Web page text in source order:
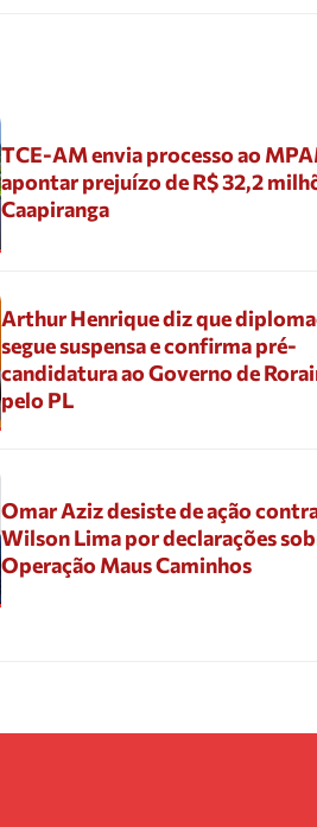
TCE-AM envia processo ao
apontar prejuízo de R$ 32,2
Caapiranga
Arthur Henrique diz que
segue suspensa e confirma pré-
candidatura ao Governo de
pelo PL
Omar Aziz desiste de ação
Wilson Lima por declarações
Operação Maus Caminhos